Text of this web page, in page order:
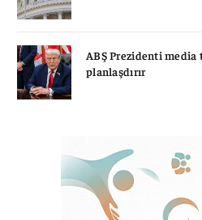
ABŞ Prezidenti
planlaşdırır